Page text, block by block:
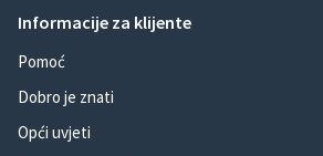
Informacije za klijente
Pomoć
Dobro je znati
Opći uvjeti